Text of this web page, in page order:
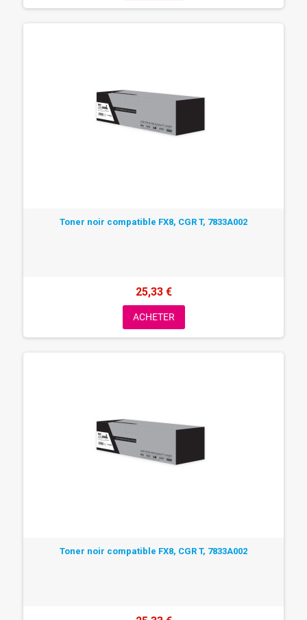
Toner noir compatible FX8, CGR T, 7833A002
25,33 €
ACHETER
Toner noir compatible FX8, CGR T, 7833A002